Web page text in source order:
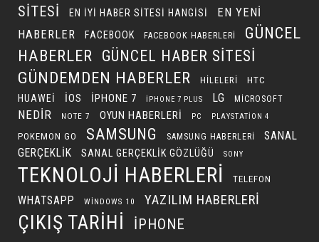
SITESI
EN IYI HABER SITESI HANGISI
EN YENI
HABERLER
FACEBOOK FACEBOOK HABERLERI
GÜNCEL
HABERLER
GÜNCEL HABER SITESI
GÜNDEMDEN HABERLER HILELERI HTC
HUAWEI IOS IPHONE 7 IPHONE 7 PLUS LG MICROSOFT
NEDIR NOTE 7 OYUN HABERLERI PC PLAYSTATION 4
POKEMON GO SAMSUNG SAMSUNG HABERLERI
SANAL
GERÇEKLIK
SANAL GERÇEKLIK GÖZLÜĞÜ SONY
TEKNOLOJI HABERLERI TELEFON
WHATSAPP WINDOWS 10 YAZILIM HABERLERI
ÇIKIŞ TARIHI İPHONE